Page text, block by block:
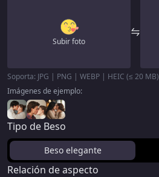
Subir foto
Soporta: JPG | PNG | WEBP | HEIC (≤ 20 MB)
Imágenes de ejemplo:
Tipo de Beso
Beso elegante
Relación de aspecto